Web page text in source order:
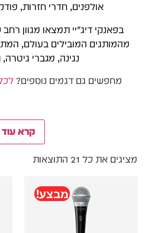
אולפנים, חדרי חזרות,
בפאנקי דיג׳יי תמצאו מגוון רחב
מהמותגים המובילים בעולם,
נגינה, מגברי גיטרה,
מחפשים גם דגמים נוספים?
קרא עוד
מציגים את כל ⁦21⁩ התוצאות
מבצע!